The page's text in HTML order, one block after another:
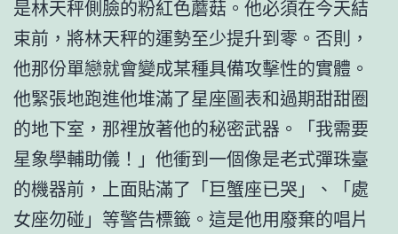
是林天秤側臉的粉紅色蘑菇。他必須在今天結
束前，將林天秤的運勢至少提升到零。否則，
他那份單戀就會變成某種具備攻擊性的實體。
他緊張地跑進他堆滿了星座圖表和過期甜甜圈
的地下室，那裡放著他的秘密武器。「我需要
星象學輔助儀！」他衝到一個像是老式彈珠臺
的機器前，上面貼滿了「巨蟹座已哭」、「處
女座勿碰」等警告標籤。這是他用廢棄的唱片